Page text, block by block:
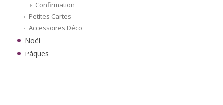
Confirmation
Petites Cartes
Accessoires Déco
Noël
Pâques